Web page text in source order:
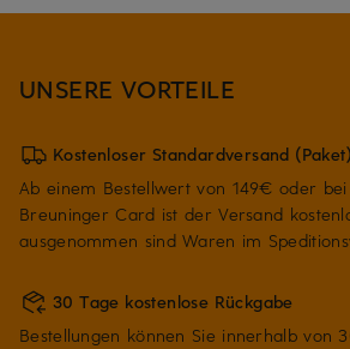
UNSERE VORTEILE
Kostenloser Standardversand
Ab einem Bestellwert von 149€ oder
Breuninger Card ist der Versand
ausgenommen sind Waren im
30 Tage kostenlose Rückgabe
Bestellungen können Sie innerhalb von